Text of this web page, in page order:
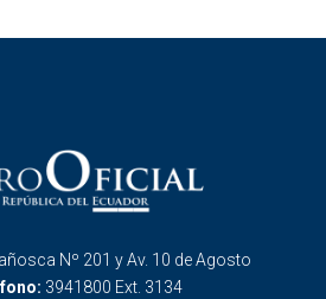
Nº 201 y Av. 10 de Agosto
3941800 Ext. 3134